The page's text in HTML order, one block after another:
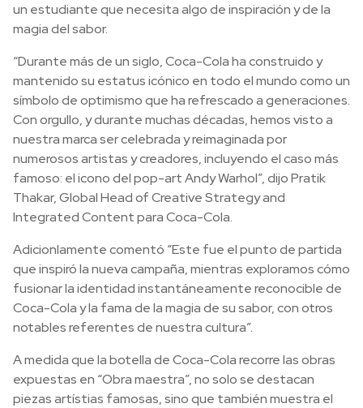
un estudiante que necesita algo de inspiración y de la
magia del sabor.
“Durante más de un siglo, Coca-Cola ha construido y
mantenido su estatus icónico en todo el mundo como un
símbolo de optimismo que ha refrescado a generaciones.
Con orgullo, y durante muchas décadas, hemos visto a
nuestra marca ser celebrada y reimaginada por
numerosos artistas y creadores, incluyendo el caso más
famoso: el icono del pop-art Andy Warhol”, dijo Pratik
Thakar, Global Head of Creative Strategy and
Integrated Content para Coca-Cola.
Adicionlamente comentó “Este fue el punto de partida
que inspiró la nueva campaña, mientras exploramos cómo
fusionar la identidad instantáneamente reconocible de
Coca-Cola y la fama de la magia de su sabor, con otros
notables referentes de nuestra cultura”.
A medida que la botella de Coca-Cola recorre las obras
expuestas en “Obra maestra”, no solo se destacan
piezas artístias famosas, sino que también muestra el